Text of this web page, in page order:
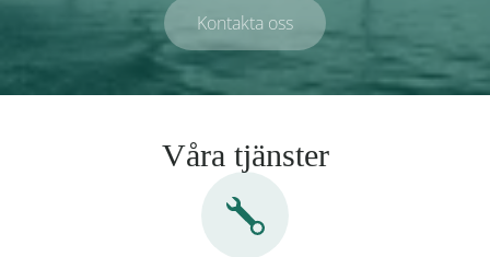
Kontakta oss
Våra tjänster